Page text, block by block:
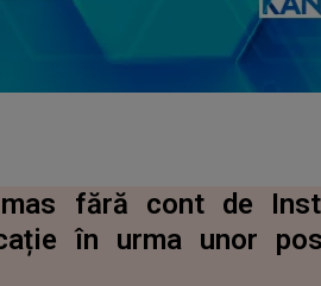
fără cont de
în urma unor